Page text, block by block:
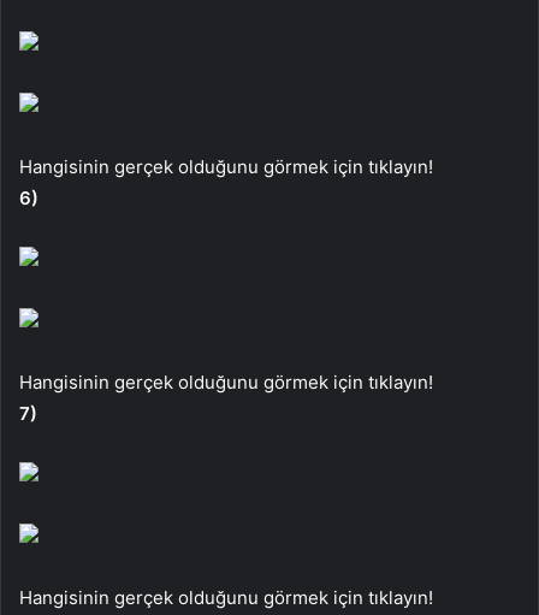
Hangisinin gerçek olduğunu görmek için tıklayın!
6)
Hangisinin gerçek olduğunu görmek için tıklayın!
7)
Hangisinin gerçek olduğunu görmek için tıklayın!